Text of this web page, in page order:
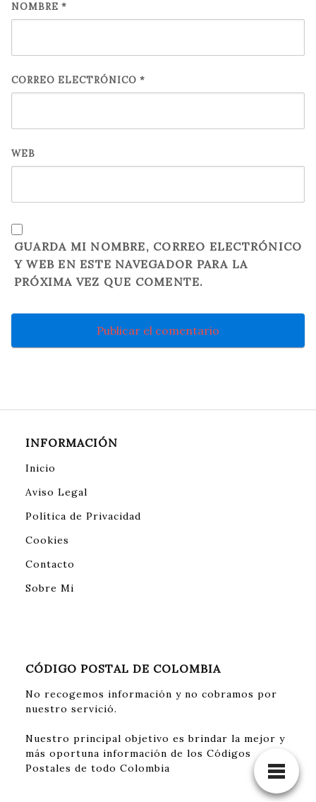
NOMBRE *
CORREO ELECTRÓNICO *
WEB
GUARDA MI NOMBRE, CORREO ELECTRÓNICO
Y WEB EN ESTE NAVEGADOR PARA LA
PRÓXIMA VEZ QUE COMENTE.
INFORMACIÓN
Inicio
Aviso Legal
Política de Privacidad
Cookies
Contacto
Sobre Mi
CÓDIGO POSTAL DE COLOMBIA
No recogemos información y no cobramos por
nuestro servició.
Nuestro principal objetivo es brindar la mejor y
más oportuna información de los Códigos
Postales de todo Colombia